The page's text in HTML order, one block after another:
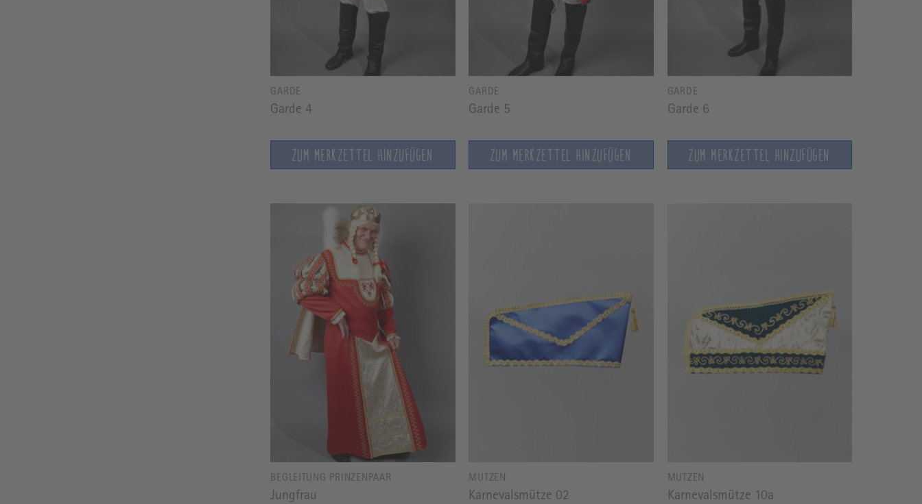
GARDE
Garde 4
ZUM MERKZETTEL HINZUFÜGEN
GARDE
Garde 5
ZUM MERKZETTEL HINZUFÜGEN
GARDE
Garde 6
ZUM MERKZETTEL HINZUFÜGEN
BEGLEITUNG PRINZENPAAR
Jungfrau
MÜTZEN
Karnevalsmütze 02
MÜTZEN
Karnevalsmütze 10a